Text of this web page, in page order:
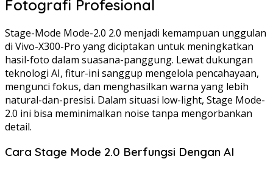
Fotografi Profesional
Stage-Mode Mode-2.0 2.0 menjadi kemampuan unggulan
di Vivo-X300-Pro yang diciptakan untuk meningkatkan
hasil-foto dalam suasana-panggung. Lewat dukungan
teknologi AI, fitur-ini sanggup mengelola pencahayaan,
mengunci fokus, dan menghasilkan warna yang lebih
natural-dan-presisi. Dalam situasi low-light, Stage Mode-
2.0 ini bisa meminimalkan noise tanpa mengorbankan
detail.
Cara Stage Mode 2.0 Berfungsi Dengan AI